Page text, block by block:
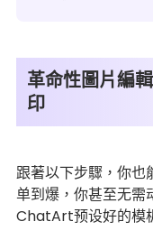
革命性圖片編
印
跟著以下步驟，你
单到爆，你甚至无需
ChatArt预设好的模